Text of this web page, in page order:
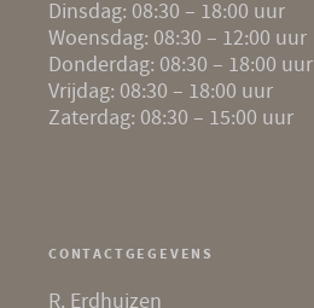
Dinsdag: 08:30 – 18:00 uur
Woensdag: 08:30 – 12:00 uur
Donderdag: 08:30 – 18:00 uur
Vrijdag: 08:30 – 18:00 uur
Zaterdag: 08:30 – 15:00 uur
CONTACTGEGEVENS
R. Erdhuizen